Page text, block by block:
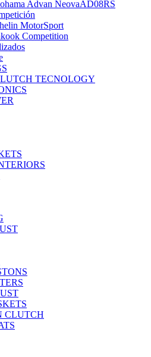
Advan NeovaAD08RS
MotorSport
Competition
TECNOLOGY
CLUTCH